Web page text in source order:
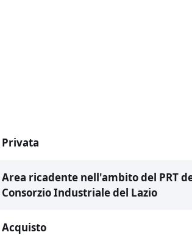
Privata
Area ricadente nell'ambito del PRT
Consorzio Industriale del Lazio
Acquisto